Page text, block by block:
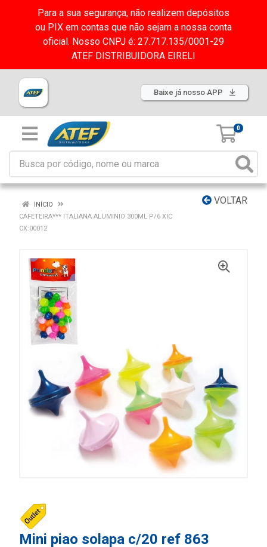
Para a sua segurança, não realizem depósitos
ou PIX em contas que não sejam a nossa conta
oficial. Nosso CNPJ é: 27.717.135/0001-29
ATEF DISTRIBUIDORA EIRELI
Baixe já nosso APP
0
VOLTAR
INÍCIO
CAFETEIRA*** ITALIANA ALUMINIO 300ML P/6 XIC
CX:00012
Mini piao solapa c/20 ref 863